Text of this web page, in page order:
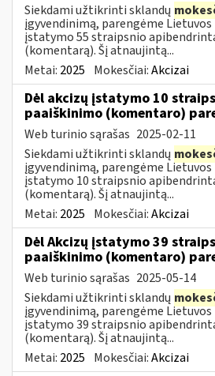
Siekdami užtikrinti sklandų
įgyvendinimą, parengėme
įstatymo 55 straipsnio
(komentarą). Šį atnaujintą...
Metai: 2025 Mokesčiai:Akcizai
Dėl akcizų įstatymo 10
paaiškinimo (komentaro)
Web turinio sąrašas 2025-02-11
Siekdami užtikrinti sklandų
įgyvendinimą, parengėme
įstatymo 10 straipsnio
(komentarą). Šį atnaujintą...
Metai: 2025 Mokesčiai:Akcizai
Dėl Akcizų įstatymo 39
paaiškinimo (komentaro)
Web turinio sąrašas 2025-05-14
Siekdami užtikrinti sklandų
įgyvendinimą, parengėme
įstatymo 39 straipsnio
(komentarą). Šį atnaujintą...
Metai: 2025 Mokesčiai:Akcizai